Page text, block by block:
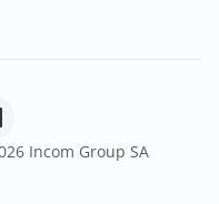
Incom Group SA